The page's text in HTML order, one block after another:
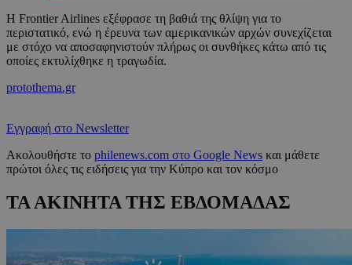
Η Frontier Airlines εξέφρασε τη βαθιά της θλίψη για το
περιστατικό, ενώ η έρευνα των αμερικανικών αρχών συνεχίζεται
με στόχο να αποσαφηνιστούν πλήρως οι συνθήκες κάτω από τις
οποίες εκτυλίχθηκε η τραγωδία.
protothema.gr
Εγγραφή στο Newsletter
Ακολουθήστε το philenews.com στο Google News και μάθετε
πρώτοι όλες τις ειδήσεις για την Κύπρο και τον κόσμο
ΤΑ ΑΚΙΝΗΤΑ ΤΗΣ ΕΒΔΟΜΑΔΑΣ